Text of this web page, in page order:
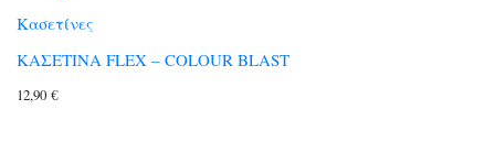
Κασετίνες
ΚΑΣΕΤΙΝΑ FLEX – COLOUR BLAST
12,90 €